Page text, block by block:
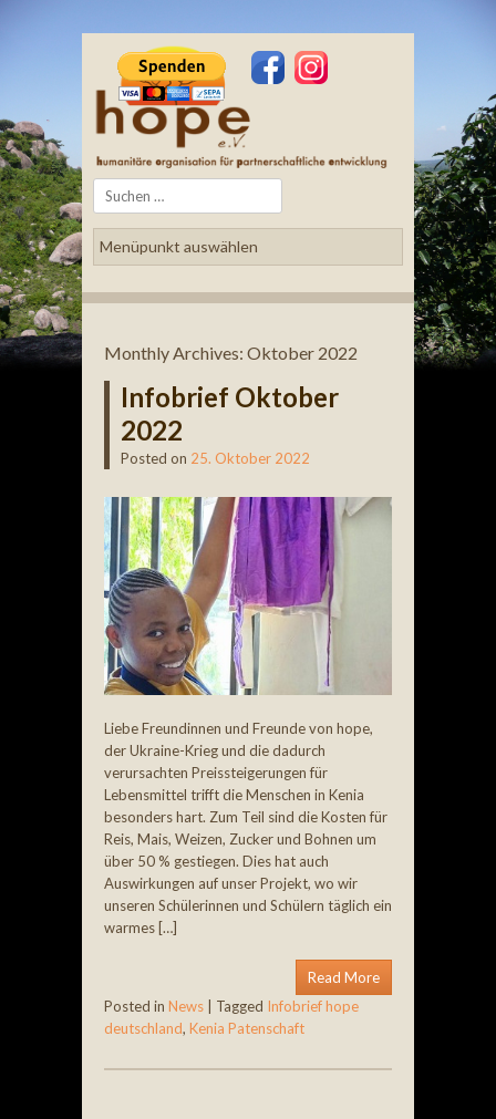
Search
Monthly Archives: Oktober 2022
Infobrief Oktober
2022
Posted on 25. Oktober 2022
Liebe Freundinnen und Freunde von hope,
der Ukraine-Krieg und die dadurch
verursachten Preissteigerungen für
Lebensmittel trifft die Menschen in Kenia
besonders hart. Zum Teil sind die Kosten für
Reis, Mais, Weizen, Zucker und Bohnen um
über 50 % gestiegen. Dies hat auch
Auswirkungen auf unser Projekt, wo wir
unseren Schülerinnen und Schülern täglich ein
warmes […]
Read More
Posted in News Tagged Infobrief hope
deutschland, Kenia Patenschaft